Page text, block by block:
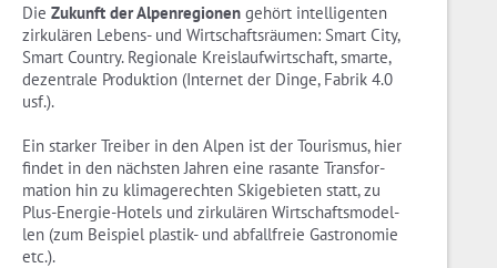
Die Zu­kunft der Al­pen­re­gio­nen ge­hört in­tel­li­gen­ten
zir­ku­lä­ren Le­bens- und Wirt­schafts­räu­men: Smart City,
Smart Coun­try. Re­gio­na­le Kreis­lauf­wirt­schaft, smar­te,
de­zen­tra­le Pro­duk­ti­on (In­ter­net der Dinge, Fa­brik 4.0
usf.).
Ein star­ker Trei­ber in den Alpen ist der Tou­ris­mus, hier
fin­det in den nächs­ten Jah­ren eine ra­san­te Trans­for­
ma­ti­on hin zu kli­ma­ge­rech­ten Ski­ge­bie­ten statt, zu
Plus-En­er­gie-Ho­tels und zir­ku­lä­ren Wirt­schafts­mo­del­
len (zum Bei­spiel plas­tik- und ab­fall­freie Gas­tro­no­mie
etc.).